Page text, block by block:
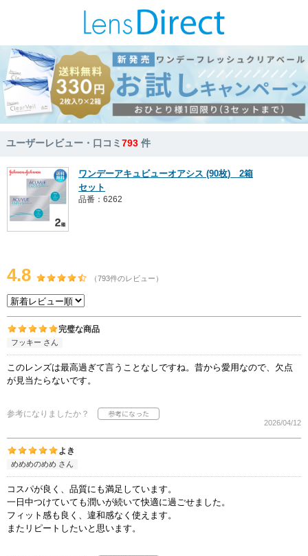
ユーザーレビュー・口コミ793 件
ワンデーアキュビューオアシス (90枚) 2箱
セット
品番：6262
4.8 （793件のレビュー）
完璧な商品
フッキー さん
このレンズは最高過ぎて言うことなしですね。昔から愛用なので、欠点
が見当たらないです。
参考になりましたか？
2026/04/12
よき
めめめのめめ さん
コスパが良く、品質にも満足しています。
一日中つけていても潤いが続いて快適に過ごせました。
フィット感も良く、違和感なく使えます。
またリピートしたいと思います。